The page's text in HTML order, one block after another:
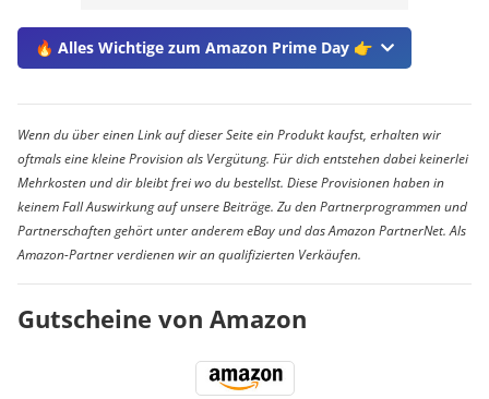
🔥 Alles Wichtige zum Amazon Prime Day 👉
Wenn du über einen Link auf dieser Seite ein Produkt kaufst, erhalten wir
oftmals eine kleine Provision als Vergütung. Für dich entstehen dabei keinerlei
Mehrkosten und dir bleibt frei wo du bestellst. Diese Provisionen haben in
keinem Fall Auswirkung auf unsere Beiträge. Zu den Partnerprogrammen und
Partnerschaften gehört unter anderem eBay und das Amazon PartnerNet. Als
Amazon-Partner verdienen wir an qualifizierten Verkäufen.
Gutscheine von Amazon